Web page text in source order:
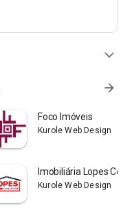
expand_more
arrow_forward
Foco Imóveis
Kurole Web Design
Imobiliária Lopes
Kurole Web Design